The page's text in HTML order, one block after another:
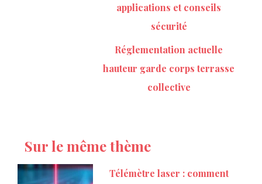
applications et conseils
sécurité
Réglementation actuelle
hauteur garde corps terrasse
collective
Sur le même thème
Télémètre laser : comment